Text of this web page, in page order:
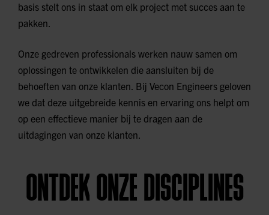
basis stelt ons in staat om elk project met succes aan te
pakken.
Onze gedreven professionals werken nauw samen om
oplossingen te ontwikkelen die aansluiten bij de
behoeften van onze klanten. Bij Vecon Engineers geloven
we dat deze uitgebreide kennis en ervaring ons helpt om
op een effectieve manier bij te dragen aan de
uitdagingen van onze klanten.
ONTDEK ONZE DISCIPLINES